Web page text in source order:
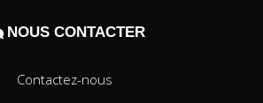
NOUS CONTACTER
Contactez-nous